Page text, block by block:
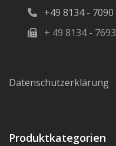
+49 8134 - 7090
+ 49 8134 - 7693
Datenschutzerklärung
Produktkategorien